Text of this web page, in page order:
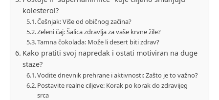
kolesterol?
Češnjak: Više od običnog začina?
Zeleni čaj: Šalica zdravlja za vaše krvne žile?
Tamna čokolada: Može li desert biti zdrav?
Kako pratiti svoj napredak i ostati motiviran na duge
staze?
Vodite dnevnik prehrane i aktivnosti: Zašto je to važno?
Postavite realne ciljeve: Korak po korak do zdravijeg
srca